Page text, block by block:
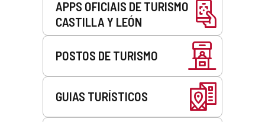
APPS OFICIAIS DE TURISMO
CASTILLA Y LEÓN
POSTOS DE TURISMO
GUIAS TURÍSTICOS